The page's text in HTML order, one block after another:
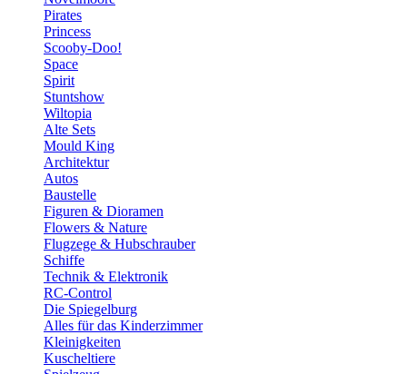
Pirates
Princess
Scooby-Doo!
Space
Spirit
Stuntshow
Wiltopia
Alte Sets
Mould King
Architektur
Autos
Baustelle
Figuren & Dioramen
Flowers & Nature
Flugzege & Hubschrauber
Schiffe
Technik & Elektronik
RC-Control
Die Spiegelburg
Alles für das Kinderzimmer
Kleinigkeiten
Kuscheltiere